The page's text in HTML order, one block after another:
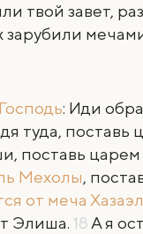
твой завет,
: Иди
туда,
поставь царем
Мехолы,
от меча
Элиша. 18 А я